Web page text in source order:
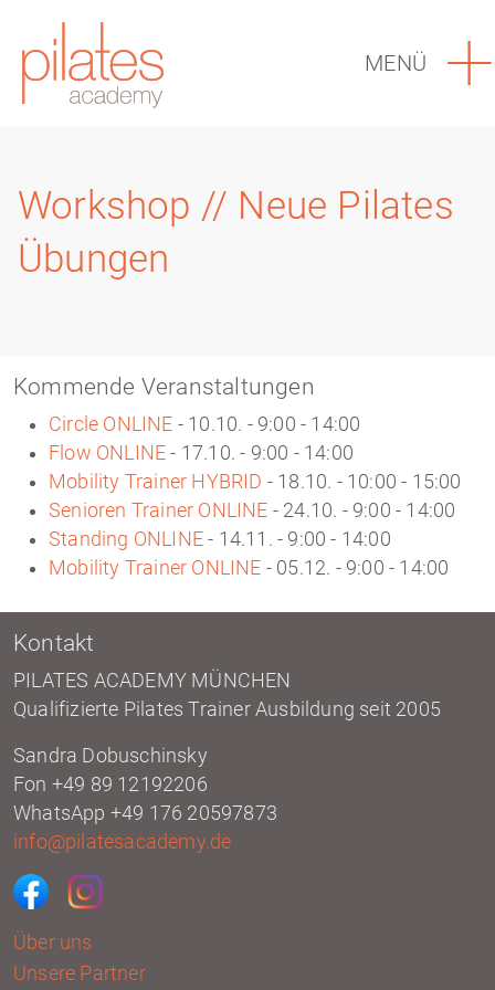
MENÜ
Workshop // Neue Pilates
Übungen
Kommende Veranstaltungen
Circle ONLINE - 10.10. - 9:00 - 14:00
Flow ONLINE - 17.10. - 9:00 - 14:00
Mobility Trainer HYBRID - 18.10. - 10:00 - 15:00
Senioren Trainer ONLINE - 24.10. - 9:00 - 14:00
Standing ONLINE - 14.11. - 9:00 - 14:00
Mobility Trainer ONLINE - 05.12. - 9:00 - 14:00
Kontakt
PILATES ACADEMY MÜNCHEN
Qualifizierte Pilates Trainer Ausbildung seit 2005
Sandra Dobuschinsky
Fon +49 89 12192206
WhatsApp +49 176 20597873
info@pilatesacademy.de
Über uns
Unsere Partner